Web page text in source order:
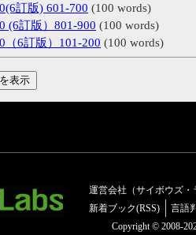
訂版) 601-700 (100 words)
(6訂版）801-900 (100 words)
（6訂版）101-200 (100 words)
運営会社（サイボウズ・
新着ブック(RSS)
言語
Copyright © 2008-